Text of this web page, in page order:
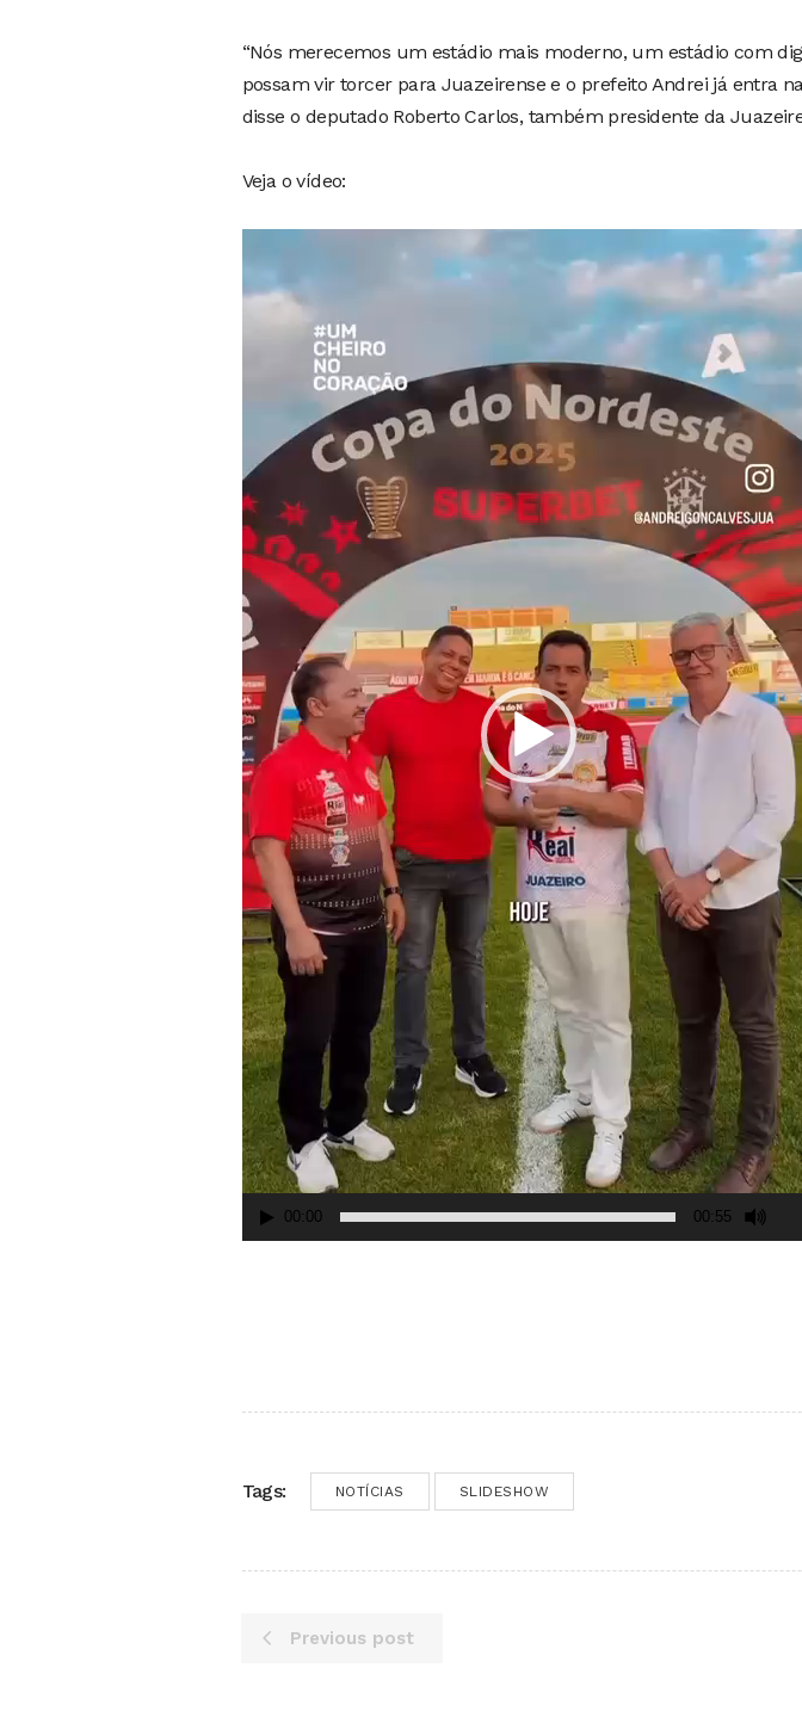
“Nós merecemos um estádio mais moderno, um estádio com
possam vir torcer para Juazeirense e o prefeito Andrei já entra
disse o deputado Roberto Carlos, também presidente da
Veja o vídeo:
vídeo
00:00 00:55
Tags: NOTÍCIAS SLIDESHOW
Previous post